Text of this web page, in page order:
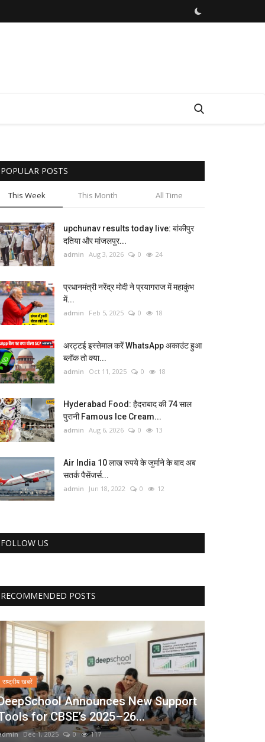
POPULAR POSTS
This Week This Month All Time
upchunav results today live: बांकीपुर
दतिया और मांजलपुर...
admin Aug 3, 2026 0 24
प्रधानमंत्री नरेंद्र मोदी ने प्रयागराज में महाकुंभ
में...
admin Feb 5, 2025 0 18
अरट्टई इस्तेमाल करें WhatsApp अकाउंट हुआ
ब्लॉक तो क्या...
admin Oct 11, 2025 0 18
Hyderabad Food: हैदराबाद की 74 साल
पुरानी Famous Ice Cream...
admin Aug 6, 2026 0 13
Air India 10 लाख रुपये के जुर्माने के बाद अब
सतर्क पैसेंजर्स...
admin Jun 18, 2022 0 12
FOLLOW US
RECOMMENDED POSTS
राष्ट्रीय खबरें
Announces New Support
for CBSE’s 2025–26...
Dec 1, 2025 0 117